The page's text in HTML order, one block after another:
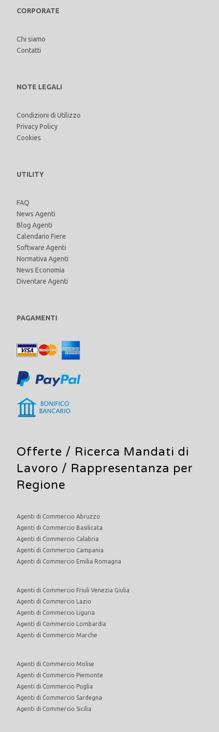
CORPORATE
Chi siamo
Contatti
NOTE LEGALI
Condizioni di Utilizzo
Privacy Policy
Cookies
UTILITY
FAQ
News Agenti
Blog Agenti
Calendario Fiere
Software Agenti
Normativa Agenti
News Economia
Diventare Agenti
PAGAMENTI
Offerte / Ricerca Mandati di
Lavoro / Rappresentanza per
Regione
Agenti di Commercio Abruzzo
Agenti di Commercio Basilicata
Agenti di Commercio Calabria
Agenti di Commercio Campania
Agenti di Commercio Emilia Romagna
Agenti di Commercio Friuli Venezia Giulia
Agenti di Commercio Lazio
Agenti di Commercio Liguria
Agenti di Commercio Lombardia
Agenti di Commercio Marche
Agenti di Commercio Molise
Agenti di Commercio Piemonte
Agenti di Commercio Puglia
Agenti di Commercio Sardegna
Agenti di Commercio Sicilia